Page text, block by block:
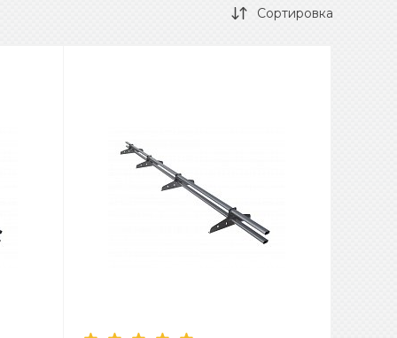
Сортировка